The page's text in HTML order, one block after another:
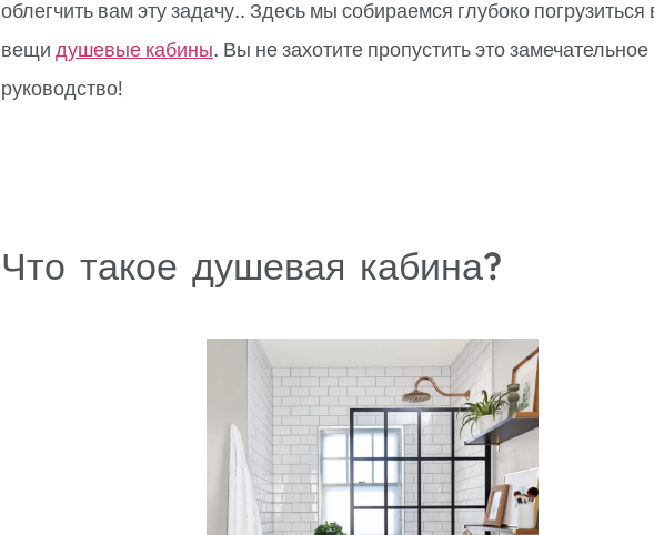
облегчить вам эту задачу.. Здесь мы собираемся глубоко погрузиться
вещидушевые кабины. Вы не захотите пропустить это замечательное
руководство!
Что такое душевая кабина?